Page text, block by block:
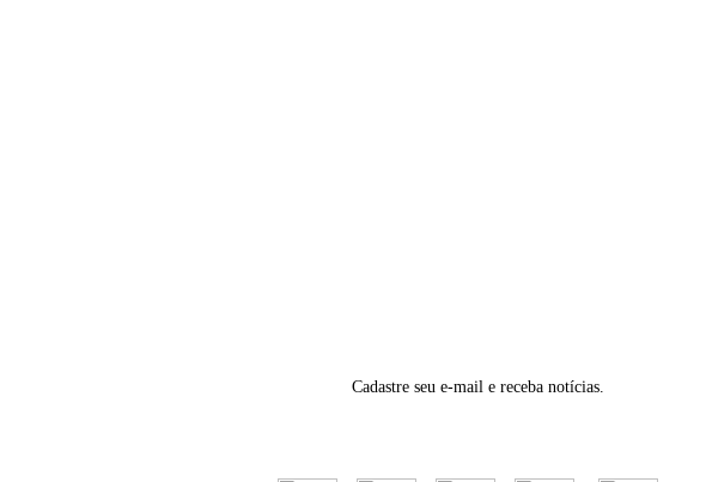
Cadastre seu e-mail e receba notícias.